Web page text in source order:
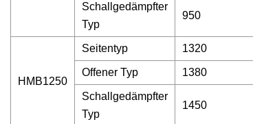
Schallgedämpfter
Typ
950
HMB1250
Seitentyp 1320
Offener Typ 1380
Schallgedämpfter
Typ
1450